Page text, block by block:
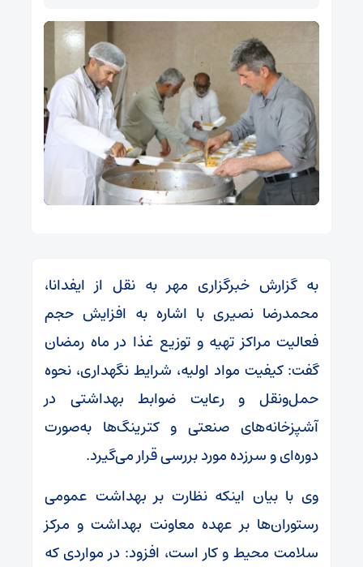
به گزارش خبرگزاری مهر به نقل از ایفدانا،
محمدرضا نصیری با اشاره به افزایش حجم
فعالیت مراکز تهیه و توزیع غذا در ماه رمضان
گفت: کیفیت مواد اولیه، شرایط نگهداری، نحوه
حمل‌ونقل و رعایت ضوابط بهداشتی در
آشپزخانه‌های صنعتی و کترینگ‌ها به‌صورت
دوره‌ای و سرزده مورد بررسی قرار می‌گیرد.
وی با بیان اینکه نظارت بر بهداشت عمومی
رستوران‌ها بر عهده معاونت بهداشت و مرکز
سلامت محیط و کار است، افزود: در مواردی که